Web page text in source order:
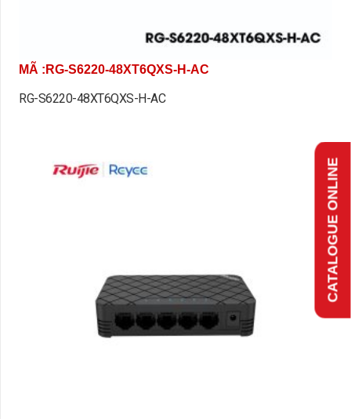
MÃ :RG-S6220-48XT6QXS-H-AC
RG-S6220-48XT6QXS-H-AC
CATALOGUE ONLINE